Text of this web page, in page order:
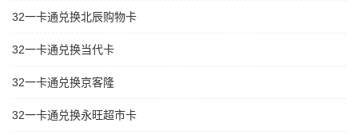
32一卡通兑换北辰购物卡
32一卡通兑换当代卡
32一卡通兑换京客隆
32一卡通兑换永旺超市卡